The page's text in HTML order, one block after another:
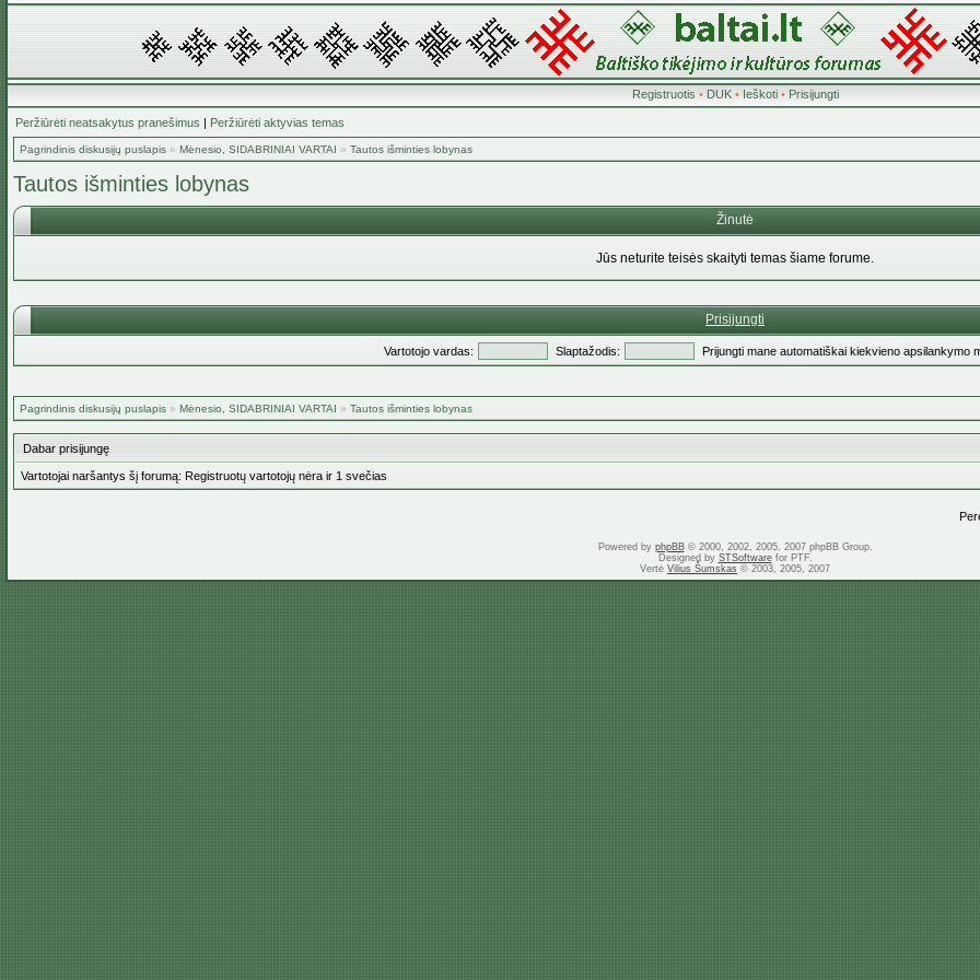
Registruotis • DUK• Ieškoti• Prisijungti
Peržiūrėti neatsakytus pranešimus | Peržiūrėti aktyvias temas
Pagrindinis diskusijų puslapis » Mėnesio, SIDABRINIAI VARTAI » Tautos išminties lobynas
Tautos išminties lobynas
Žinutė
Jūs neturite teisės skaityti temas šiame forume.
Prisijungti
Vartotojo vardas: Slaptažodis: Prijungti mane automatiškai kiekvieno apsilankymo
Pagrindinis diskusijų puslapis » Mėnesio, SIDABRINIAI VARTAI » Tautos išminties lobynas
Dabar prisijungę
Vartotojai naršantys šį forumą: Registruotų vartotojų nėra ir 1 svečias
Powered by phpBB© 2000, 2002, 2005, 2007 phpBB Group.
Designed by STSoftwarefor PTF.
Vertė Vilius Šumskas © 2003, 2005, 2007